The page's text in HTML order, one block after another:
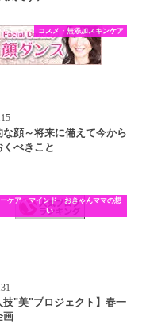
コスメ・無添加スキンケア
な顔～将来に備えて今から
くべきこと
ケア・マインド・おきゃんママの想
い
技"美"プロジェクト】春一
画